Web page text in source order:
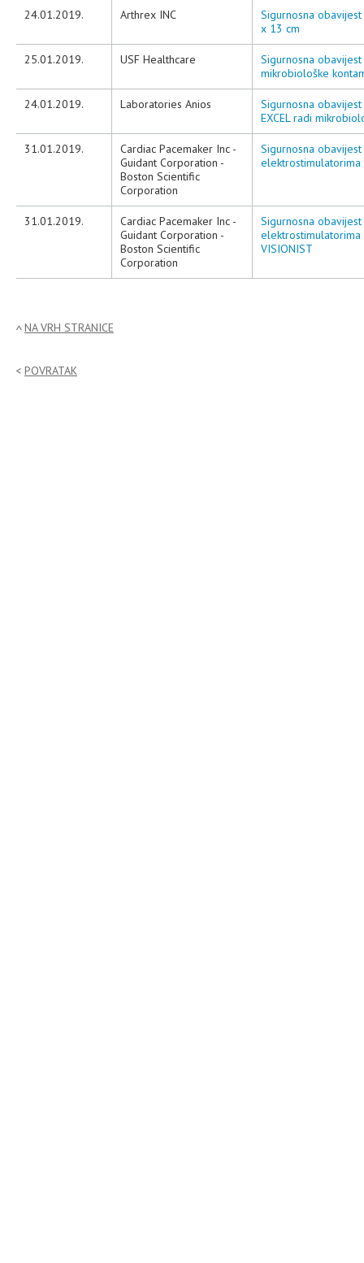
24.01.2019. Arthrex INC
Sigurnosna
x 13 cm
25.01.2019. USF Healthcare
Sigurnosna
mikrobiološke
24.01.2019. Laboratories Anios
Sigurnosna
EXCEL radi
31.01.2019.
Cardiac Pacemaker Inc -
Guidant Corporation -
Boston Scientific
Corporation
Sigurnosna
elektrostimulatorima
31.01.2019.
Cardiac Pacemaker Inc -
Guidant Corporation -
Boston Scientific
Corporation
Sigurnosna
elektrostimulatorima
VISIONIST
NA VRH STRANICE
POVRATAK